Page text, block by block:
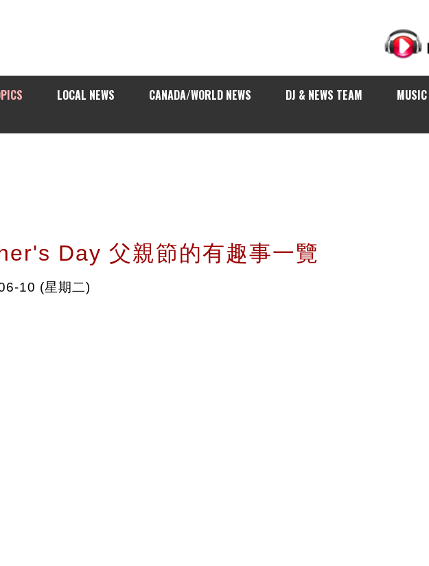
LOCAL NEWS CANADA/WORLD NEWS DJ & NEWS TEAM MUSIC
Day 父親節的有趣事一覽
10 (星期二)